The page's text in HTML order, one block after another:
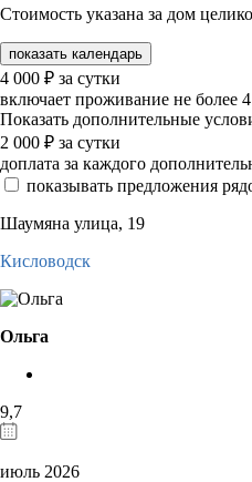
Стоимость указана за дом
показать календарь
4 000 ₽ за сутки
включает проживание не более 4
Показать дополнительные
2 000 ₽ за сутки
доплата за каждого
показывать предложения
Шаумяна улица, 19
Кисловодск
Ольга
9,7
июль 2026